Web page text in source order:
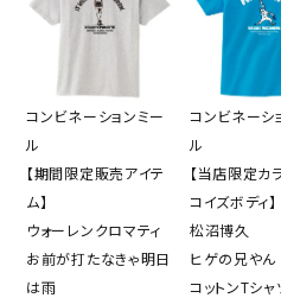
コンビネーションミー
ル
【期間限定販売アイテ
ム】
ウォーレンクロマティ
お前が打たなきゃ明日
は雨
コンビネーシ
ル
【当店限定カ
コイズボディ】
松沼博久
ヒゲの兄やん
コットンTシャ